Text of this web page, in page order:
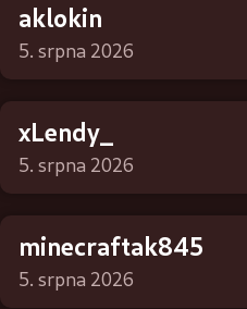
aklokin
5. srpna 2026
xLendy_
5. srpna 2026
minecraftak845
5. srpna 2026